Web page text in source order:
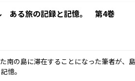
ある旅の記録と記憶。 第4巻
南の島に滞在することになった筆者が、
憶。